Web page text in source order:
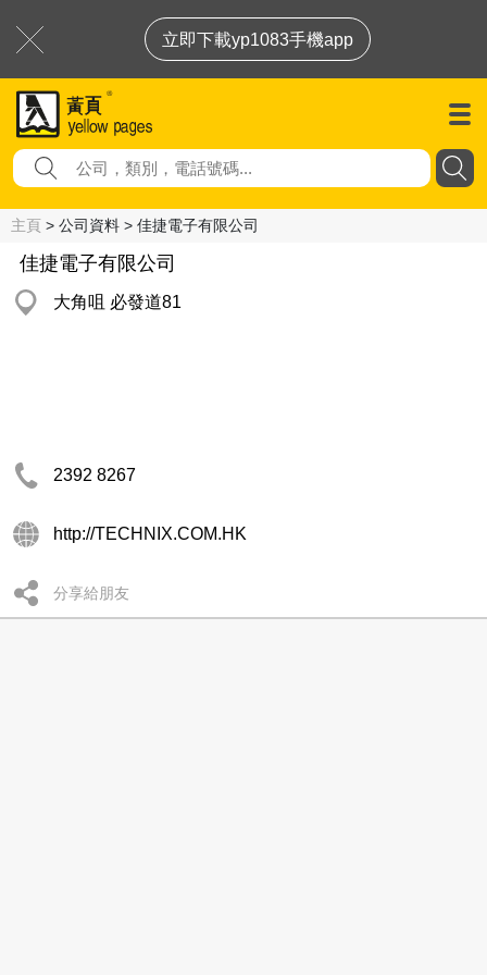
立即下載yp1083手機app
主頁 > 公司資料 > 佳捷電子有限公司
佳捷電子有限公司
大角咀 必發道81
2392 8267
http://TECHNIX.COM.HK
分享給朋友